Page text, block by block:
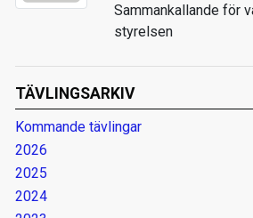
TÄVLINGSARKIV
Kommande tävlingar
2026
2025
2024
Sammankallande för
styrelsen